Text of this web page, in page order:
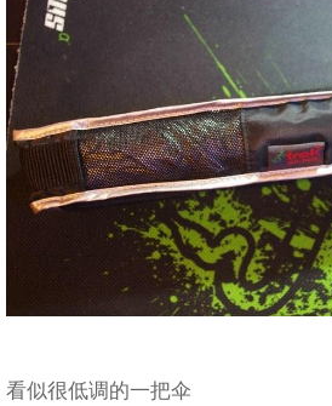
看似很低调的一把伞